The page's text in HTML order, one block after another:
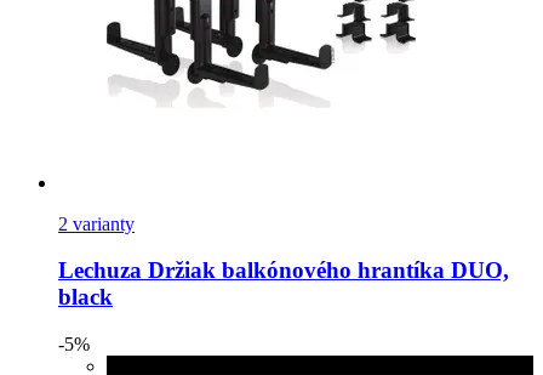
2 varianty
Lechuza Držiak balkónového hrantíka DUO,
black
-5%